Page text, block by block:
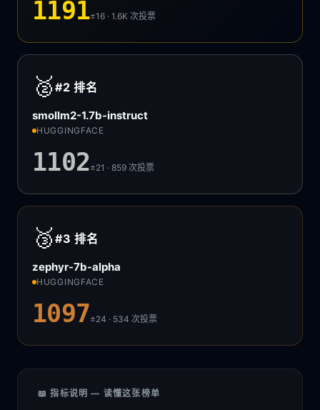
1191±16 · 1.6K次投票
🥈 #2排名
smollm2-1.7b-instruct
HUGGINGFACE
1102±21 · 859次投票
🥉 #3排名
zephyr-7b-alpha
HUGGINGFACE
1097±24 · 534次投票
📖 指标说明 — 读懂这张榜单